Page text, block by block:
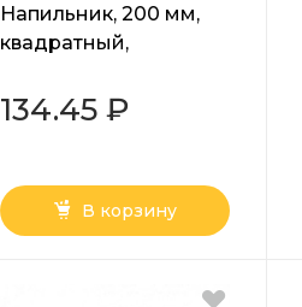
Напильник, 200 мм,
квадратный,
рукоятка, №2 Сибртех
134.45 ₽
В корзину